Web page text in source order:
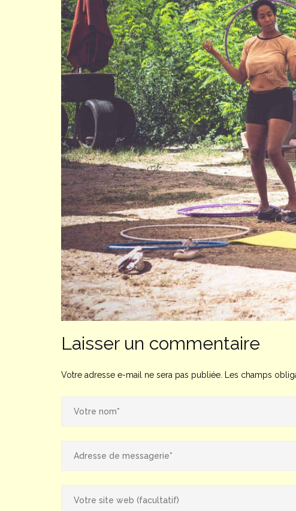
Laisser un commentaire
Votre adresse e-mail ne sera pas publiée. Les champs